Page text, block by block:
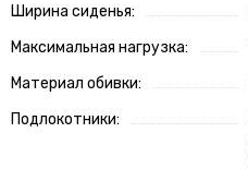
Ширина сиденья:
Максимальная нагрузка:
Материал обивки:
Подлокотники: